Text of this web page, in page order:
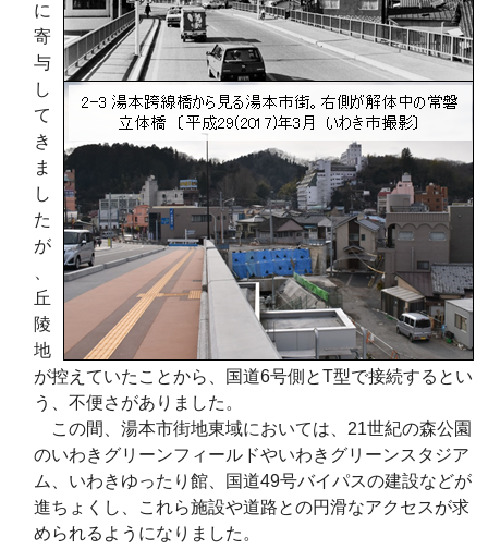
に
寄
与
し
て
き
ま
し
た
が
丘
陵
地
が控えていたことから、国道6号側とT型で接続するとい
う、不便さがありました。
この間、湯本市街地東域においては、21世紀の森公園
のいわきグリーンフィールドやいわきグリーンスタジア
ム、いわきゆったり館、国道49号バイパスの建設などが
進ちょくし、これら施設や道路との円滑なアクセスが求
められるようになりました。